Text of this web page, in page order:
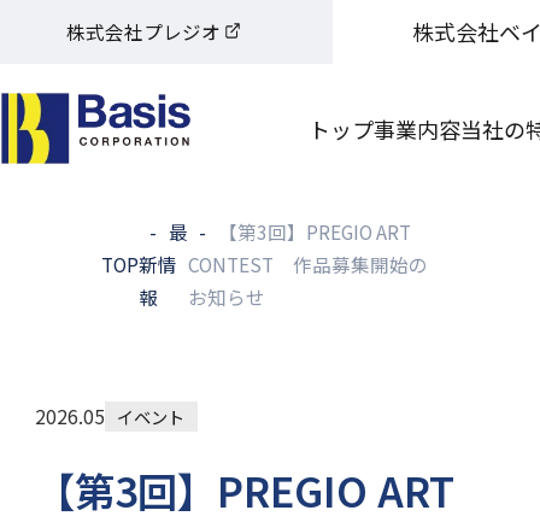
株式会社プレジオ 株式会社ベ
トップ事業内容当社の
TOP
最
新情
報
【第3回】PREGIO ART
CONTEST 作品募集開始の
お知らせ
2026.05 イベント
【第3回】PREGIO ART